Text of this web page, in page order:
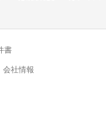
書
会社情報